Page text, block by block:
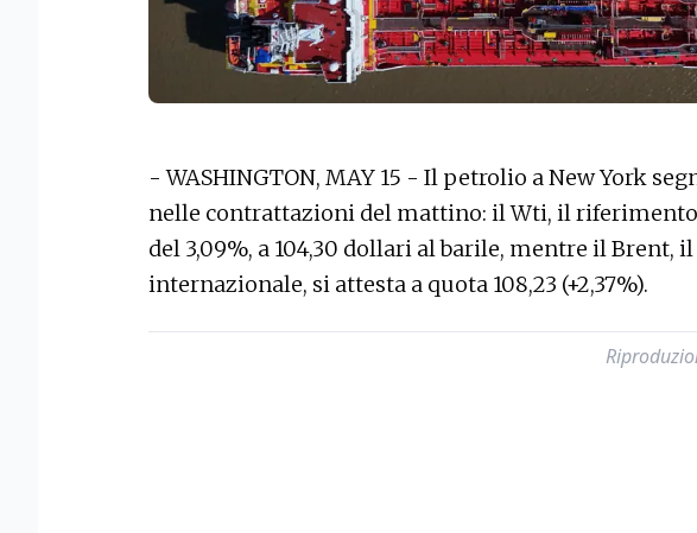
- WASHINGTON, MAY 15 - Il petrolio a New York
nelle contrattazioni del mattino: il Wti, il riferimento
del 3,09%, a 104,30 dollari al barile, mentre il Brent,
internazionale, si attesta a quota 108,23 (+2,37%).